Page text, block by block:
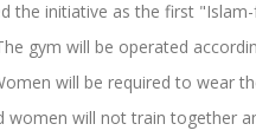
the initiative as the first
gym will be operated
will be required to wear
women will not train together